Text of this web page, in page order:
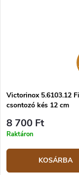
Victorinox 5.6103.12
csontozó kés 12 cm
8 700 Ft
Raktáron
KOSÁRBA